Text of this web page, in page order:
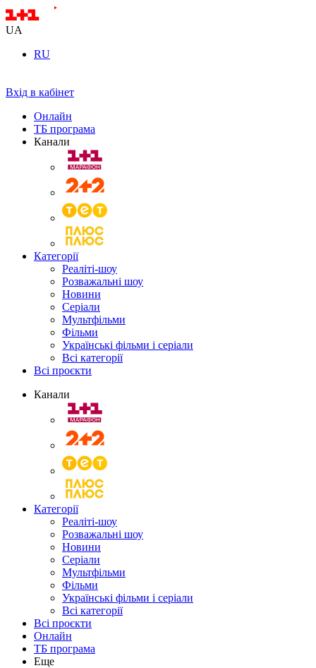
UA
RU
Вхід в кабінет
Онлайн
ТБ програма
Канали
Категорії
Реаліті-шоу
Розважальні шоу
Новини
Серіали
Мультфільми
Фільми
Українські фільми і серіали
Всі категорії
Всі проєкти
Канали
Категорії
Реаліті-шоу
Розважальні шоу
Новини
Серіали
Мультфільми
Фільми
Українські фільми і серіали
Всі категорії
Всі проєкти
Онлайн
ТБ програма
Еще